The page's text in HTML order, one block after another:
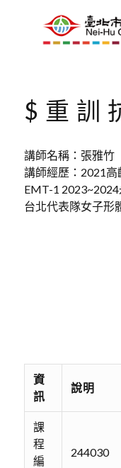
$重訓
講師名稱：張雅竹
講師經歷：2021高
EMT-1
台北代表隊女子形
資
訊
說明
課
程
編
244030